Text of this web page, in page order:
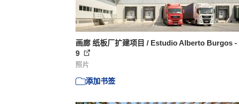
画廊 纸板厂扩建项目 / Estudio Alberto Burgos -
9
照片
添加书签